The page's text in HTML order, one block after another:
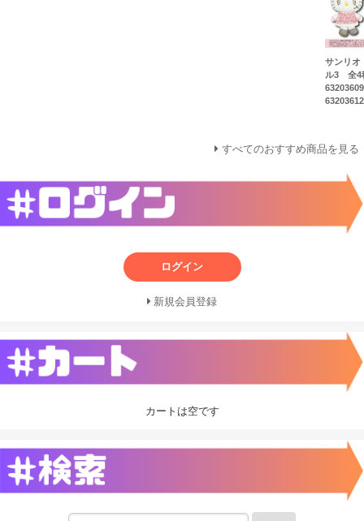
サンリ
ル3 全4
63203612
すべてのおすすめ商品を見る
ログイン
新規会員登録
カートは空です